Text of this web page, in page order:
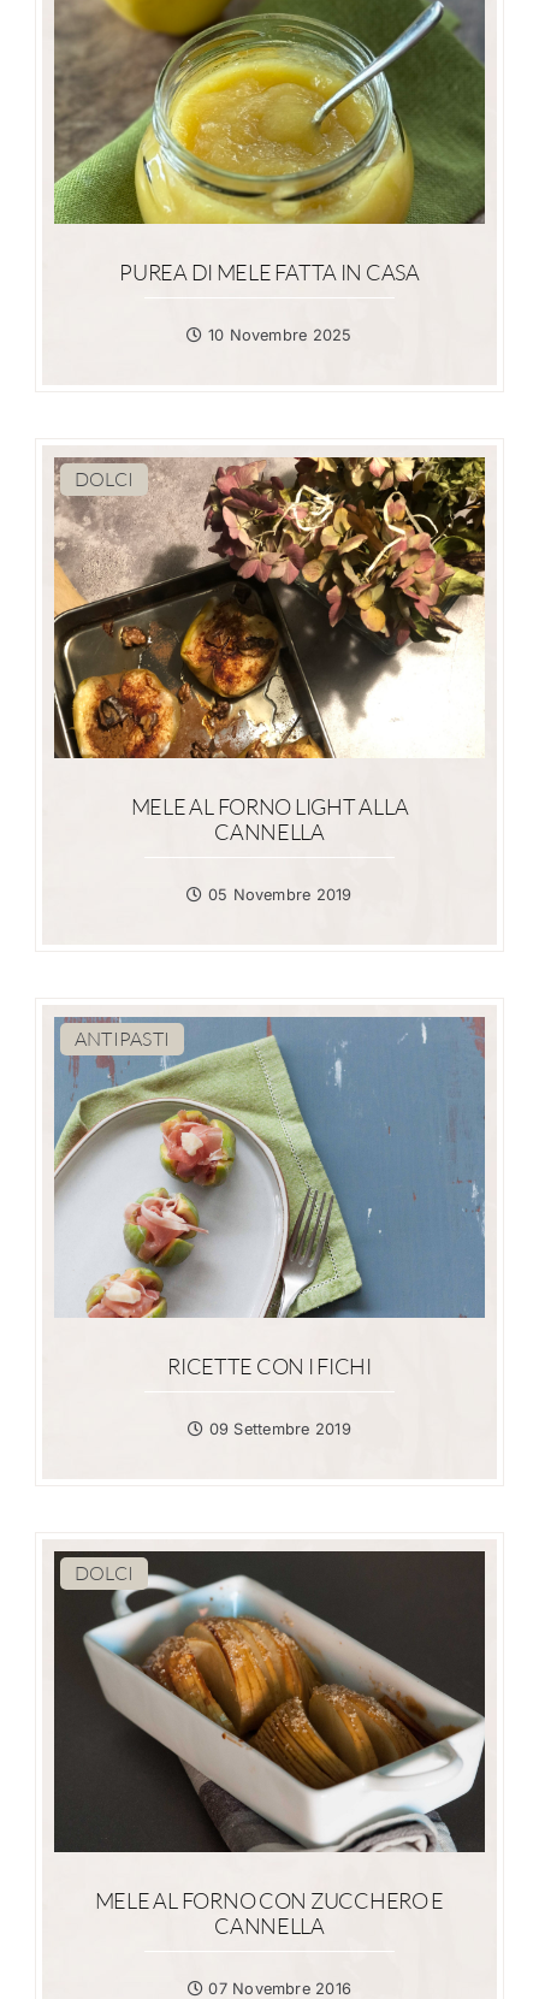
PUREA DI MELE FATTA IN CASA
10 Novembre 2025
DOLCI
MELE AL FORNO LIGHT ALLA
CANNELLA
05 Novembre 2019
ANTIPASTI
RICETTE CON I FICHI
09 Settembre 2019
DOLCI
MELE AL FORNO CON ZUCCHERO E
CANNELLA
07 Novembre 2016